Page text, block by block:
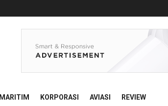
MARITIM KORPORASI AVIASI REVIEW